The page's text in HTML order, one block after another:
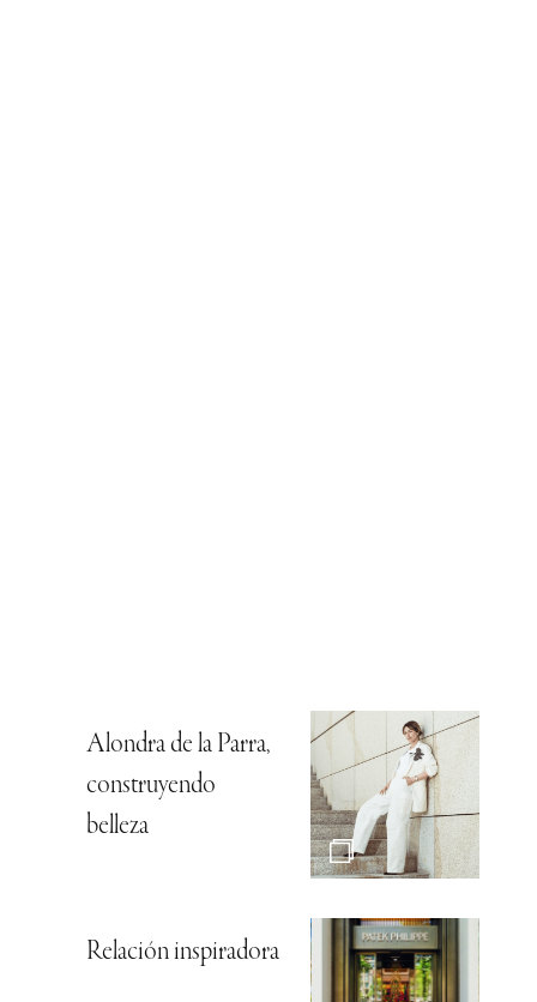
Alondra de la Parra,
construyendo
belleza
Relación inspiradora